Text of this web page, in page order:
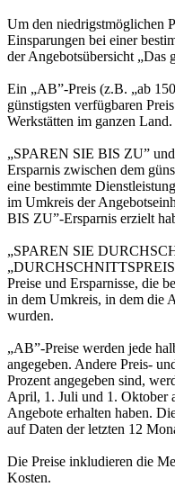
Um den niedrigstmöglichen
Einsparungen bei einer
der Angebotsübersicht „Das
Ein „AB”-Preis (z.B. „ab
günstigsten verfügbaren
Werkstätten im ganzen Land.
„SPAREN SIE BIS ZU”
Ersparnis zwischen dem
eine bestimmte
im Umkreis der
BIS ZU”-Ersparnis erzielt
„SPAREN SIE
Preise und Ersparnisse, die
in dem Umkreis, in dem die
wurden.
„AB”-Preise werden jede
angegeben. Andere Preis-
Prozent angegeben sind,
April, 1. Juli und 1. Oktober
Angebote erhalten haben.
auf Daten der letzten 12
Die Preise inkludieren die
Kosten.